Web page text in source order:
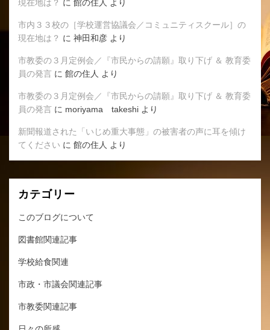
現在地は？ に 館の住人 より
市内３３校の［学校運営協議会／コミュニティスクール］の
現在地は？ に 神田和彦 より
市教委の３月定例会／『市民からの請願』取り下げ ＆ 教育委
員の発言 に 館の住人 より
市教委の３月定例会／『市民からの請願』取り下げ ＆ 教育委
員の発言 に moriyama takeshi より
新聞報道された「いじめ重大事態」の被害者の声に耳を傾け
てください に 館の住人 より
カテゴリー
このブログについて
図書館関連記事
学校給食関連
市政・市議会関連記事
市教委関連記事